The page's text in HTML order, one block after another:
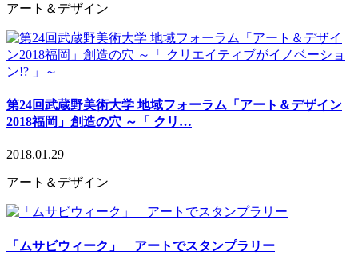
アート＆デザイン
第24回武蔵野美術大学 地域フォーラム「アート＆デザイン
2018福岡」創造の穴 ～「 クリ…
2018.01.29
アート＆デザイン
「ムサビウィーク」 アートでスタンプラリー